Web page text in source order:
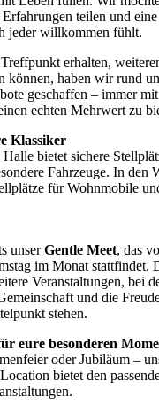
teilen und
jeder willkommen fühlt.
erhalten,
können, haben wir rund
geschaffen – immer
echten Mehrwert zu
Klassiker
bietet sichere
Fahrzeuge. In den
für Wohnmobile
unserGentle Meet, das
im Monat stattfindet.
Veranstaltungen, bei
und die
stehen.
eure besonderen
oder Jubiläum –
bietet den